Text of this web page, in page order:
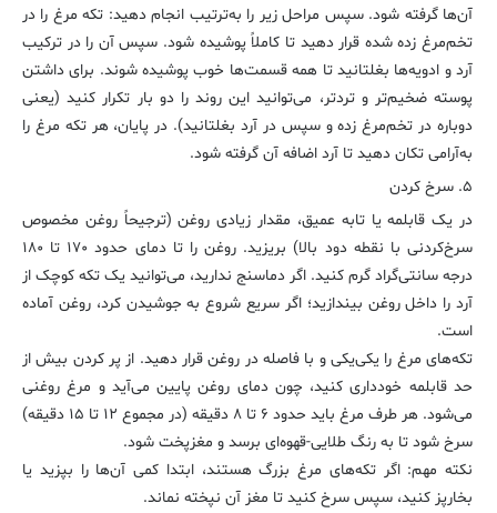
آن‌ها گرفته شود. سپس مراحل زیر را به‌ترتیب انجام دهید: تکه مرغ را در
تخم‌مرغ زده شده قرار دهید تا کاملاً پوشیده شود. سپس آن را در ترکیب
آرد و ادویه‌ها بغلتانید تا همه قسمت‌ها خوب پوشیده شوند. برای داشتن
پوسته ضخیم‌تر و تردتر، می‌توانید این روند را دو بار تکرار کنید (یعنی
دوباره در تخم‌مرغ زده و سپس در آرد بغلتانید). در پایان، هر تکه مرغ را
به‌آرامی تکان دهید تا آرد اضافه آن گرفته شود.
۵. سرخ کردن
در یک قابلمه یا تابه عمیق، مقدار زیادی روغن (ترجیحاً روغن مخصوص
سرخ‌کردنی با نقطه دود بالا) بریزید. روغن را تا دمای حدود ۱۷۰ تا ۱۸۰
درجه سانتی‌گراد گرم کنید. اگر دماسنج ندارید، می‌توانید یک تکه کوچک از
آرد را داخل روغن بیندازید؛ اگر سریع شروع به جوشیدن کرد، روغن آماده
است.
تکه‌های مرغ را یکی‌یکی و با فاصله در روغن قرار دهید. از پر کردن بیش از
حد قابلمه خودداری کنید، چون دمای روغن پایین می‌آید و مرغ روغنی
می‌شود. هر طرف مرغ باید حدود ۶ تا ۸ دقیقه (در مجموع ۱۲ تا ۱۵ دقیقه)
سرخ شود تا به رنگ طلایی-قهوه‌ای برسد و مغزپخت شود.
نکته مهم: اگر تکه‌های مرغ بزرگ هستند، ابتدا کمی آن‌ها را بپزید یا
بخارپز کنید، سپس سرخ کنید تا مغز آن نپخته نماند.